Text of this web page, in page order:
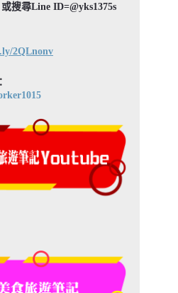
或搜尋Line ID=@yks1375s
2QLnonv